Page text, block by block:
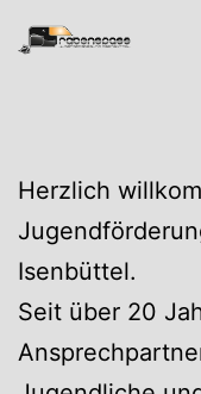
Zum
Inhalt
Herzlich
Isenbüttel.
Seit über 20